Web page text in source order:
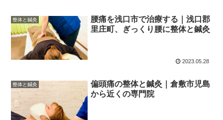
整体と鍼灸
腰痛を浅口市で治療する｜浅口郡
里庄町、ぎっくり腰に整体と鍼灸
2023.05.28
整体と鍼灸
偏頭痛の整体と鍼灸｜倉敷市児島
から近くの専門院